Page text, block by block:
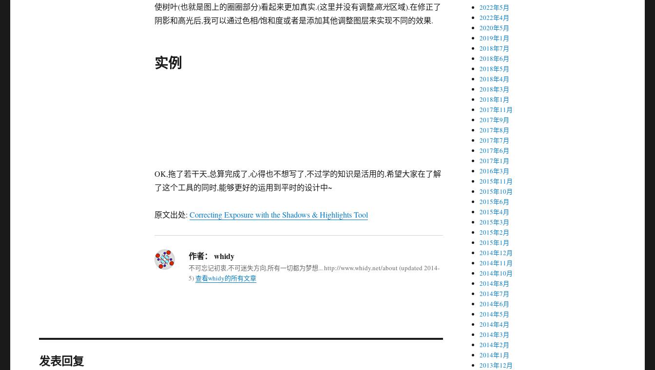
使树叶(也就是图上的圈圈部分)看起来更加真实.(这里并没有调整高光区域).在修正了
阴影和高光后,我可以通过色相/饱和度或者是添加其他调整图层来实现不同的效果.
实例
OK,拖了若干天,总算完成了,心得也不想写了,不过学的知识是活用的,希望大家在了解
了这个工具的同时,能够更好的运用到平时的设计中~
原文出处: Correcting Exposure with the Shadows & Highlights Tool
作者： whidy
不可忘记初衷,不可迷失方向,所有一切都为梦想... http://www.whidy.net/about (updated 2014-
5)查看whidy的所有文章
发表回复
2022年5月
2022年4月
2020年5月
2019年1月
2018年7月
2018年6月
2018年5月
2018年4月
2018年3月
2018年1月
2017年11月
2017年9月
2017年8月
2017年7月
2017年6月
2017年1月
2016年3月
2015年11月
2015年10月
2015年6月
2015年4月
2015年3月
2015年2月
2015年1月
2014年12月
2014年11月
2014年10月
2014年8月
2014年7月
2014年6月
2014年5月
2014年4月
2014年3月
2014年2月
2014年1月
2013年12月